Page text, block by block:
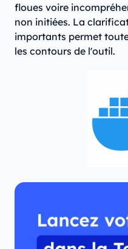
floues voire
non initiées. La
importants permet
les contours de l'outil.